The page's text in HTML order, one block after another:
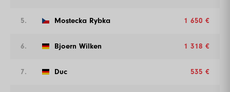
5. Mostecka Rybka 1 650 €
6. Bjoern Wilken 1 318 €
7. Duc 535 €